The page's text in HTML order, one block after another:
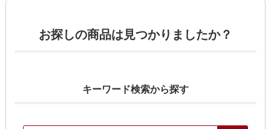
お探しの商品は見つかりましたか？
キーワード検索から探す